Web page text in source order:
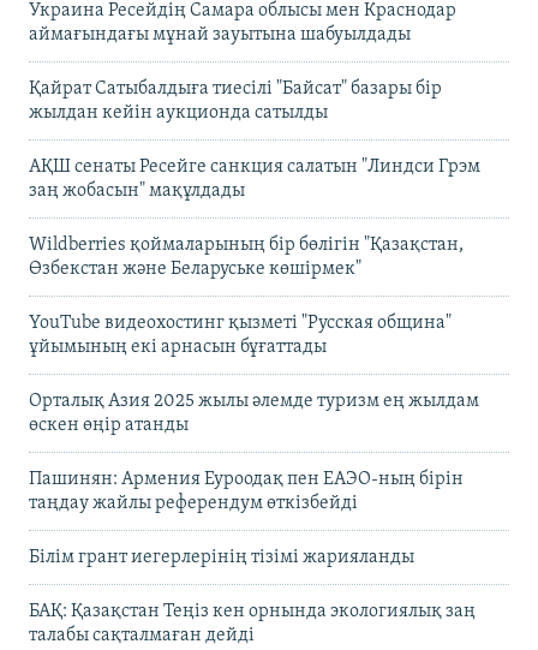
Украина Ресейдің Самара облысы мен Краснодар
аймағындағы мұнай зауытына шабуылдады
Қайрат Сатыбалдыға тиесілі "Байсат" базары бір
жылдан кейін аукционда сатылды
АҚШ сенаты Ресейге санкция салатын "Линдси Грэм
заң жобасын" мақұлдады
Wildberries қоймаларының бір бөлігін "Қазақстан,
Өзбекстан және Беларуське көшірмек"
YouTube видеохостинг қызметі "Русская община"
ұйымының екі арнасын бұғаттады
Орталық Азия 2025 жылы әлемде туризм ең жылдам
өскен өңір атанды
Пашинян: Армения Еуроодақ пен ЕАЭО-ның бірін
таңдау жайлы референдум өткізбейді
Білім грант иегерлерінің тізімі жарияланды
БАҚ: Қазақстан Теңіз кен орнында экологиялық заң
талабы сақталмаған дейді